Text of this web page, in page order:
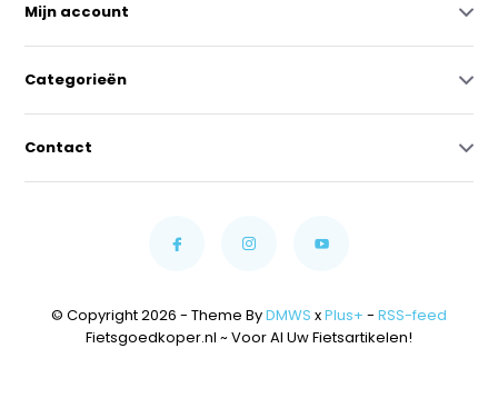
Mijn account
Categorieën
Contact
© Copyright 2026 - Theme ByDMWS xPlus+ - RSS-feed
Fietsgoedkoper.nl ~ Voor Al Uw Fietsartikelen!